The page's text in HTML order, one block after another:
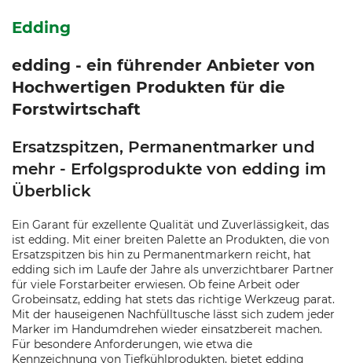
Edding
edding - ein führender Anbieter von
Hochwertigen Produkten für die
Forstwirtschaft
Ersatzspitzen, Permanentmarker und
mehr - Erfolgsprodukte von edding im
Überblick
Ein Garant für exzellente Qualität und Zuverlässigkeit, das
ist edding. Mit einer breiten Palette an Produkten, die von
Ersatzspitzen bis hin zu Permanentmarkern reicht, hat
edding sich im Laufe der Jahre als unverzichtbarer Partner
für viele Forstarbeiter erwiesen. Ob feine Arbeit oder
Grobeinsatz, edding hat stets das richtige Werkzeug parat.
Mit der hauseigenen Nachfülltusche lässt sich zudem jeder
Marker im Handumdrehen wieder einsatzbereit machen.
Für besondere Anforderungen, wie etwa die
Kennzeichnung von Tiefkühlprodukten, bietet edding